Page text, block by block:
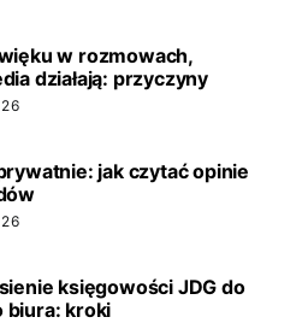
w rozmowach,
działają: przyczyny
jak czytać opinie
księgowości JDG do
biura: kroki